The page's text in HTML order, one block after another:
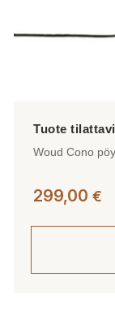
Woud Cono
299,00 €